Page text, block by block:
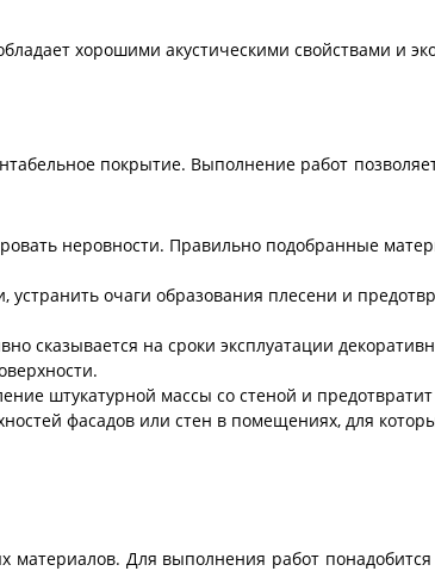
хорошими акустическими свойствами и
покрытие. Выполнение работ
неровности. Правильно подобранные
очаги образования плесени и
сказывается на сроки эксплуатации
штукатурной массы со стеной и
фасадов или стен в помещениях, для
материалов. Для выполнения работ